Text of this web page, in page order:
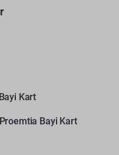
Kart
Bayi Kart